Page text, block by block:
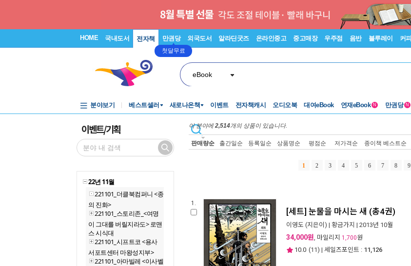
HOME 국내도서 전자책 만권당
첫달무료
외국도서 알라딘굿즈 온라인중고 중고매장 우주점 음반 블루레이 커피
eBook
분야보기 베스트셀러 새로나온책 이벤트 전자책캐시 오디오북 대여eBook 연재eBook N 만권당 N
이벤트/기획
22년 11월
221101_더클북컴퍼니 <종
의 진화>
221101_스토리존_<여명
이 그대를 버릴지라도> 로맨
스 시식대
221101_시프트코 <용사
서포트센터 마왕성지부>
221101_아마빌레 <이사벨
이 분야에2,514개의 상품이 있습니다.
판매량순 출간일순 등록일순 상품명순 평점순 저가격순 종이책 베스트순
1 2 3 4 5 6 7 8 9
1.
[세트] 눈물을 마시는 새 (총4권)
이영도 (지은이) | 황금가지 | 2013년 10월
34,000원, 마일리지 1,700원
10.0 (11) | 세일즈포인트 : 11,126